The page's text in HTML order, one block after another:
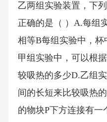
乙两组实验装置，下
正确的是（ ）A.每组
相等B每组实验中，
甲组实验中，可以根
较吸热的多少D.乙组
间的长短来比较吸热
的物块P下方连接有